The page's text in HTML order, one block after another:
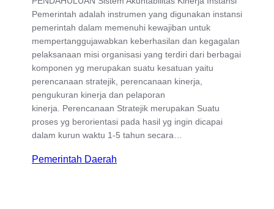
Pemerintah adalah instrumen yang digunakan instansi
pemerintah dalam memenuhi kewajiban untuk
mempertanggujawabkan keberhasilan dan kegagalan
pelaksanaan misi organisasi yang terdiri dari berbagai
komponen yg merupakan suatu kesatuan yaitu
perencanaan stratejik, perencanaan kinerja,
pengukuran kinerja dan pelaporan
kinerja. Perencanaan Stratejik merupakan Suatu
proses yg berorientasi pada hasil yg ingin dicapai
dalam kurun waktu 1-5 tahun secara…
Pemerintah Daerah